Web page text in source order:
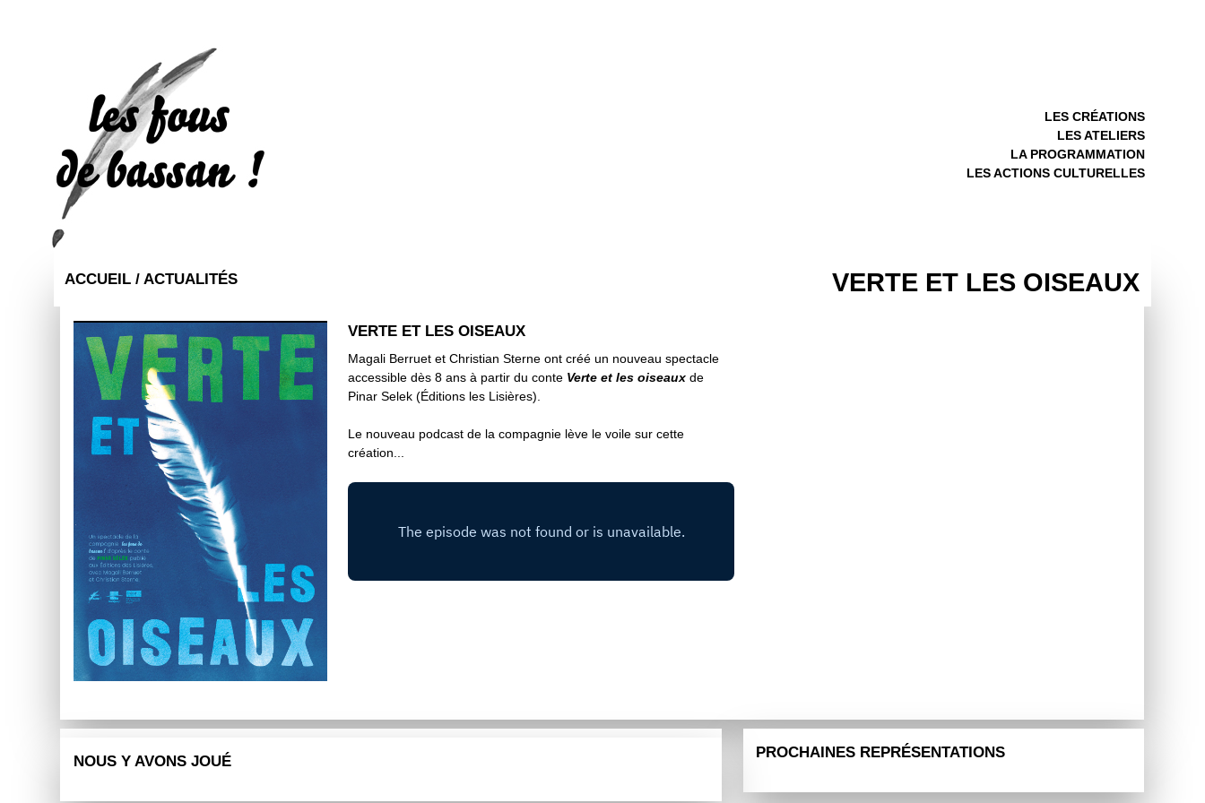
LES CRÉATIONS
LES ATELIERS
LA PROGRAMMATION
LES ACTIONS CULTURELLES
ACCUEIL /ACTUALITÉS VERTE ET LES OISEAUX
VERTE ET LES OISEAUX
Magali Berruet et Christian Sterne ont créé un nouveau spectacle
accessible dès 8 ans à partir du conte Verte et les oiseaux de
Pinar Selek (Éditions les Lisières).
Le nouveau podcast de la compagnie lève le voile sur cette
création...
PROCHAINES REPRÉSENTATIONS
NOUS Y AVONS JOUÉ